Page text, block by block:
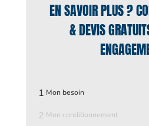
EN SAVOIR PLUS ?
& DEVIS
1 Mon besoin
2 Mon conditionnement